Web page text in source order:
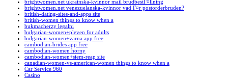
brightwomen.net ukrainska-kvinnor mail brudbestГ¤llning
brightwomen.net venezuelanska-kvinnor vad Г¤r postorderbruden?
british-dating-sites-and-apps site
british-women things to know when a
bukmacherzy legalni
bulgarian-women+pleven for adults
bulgarian-women+varna app free
cambodian-brides app free
cambodian-women horny
cambodian-women+siem-reap site
canadian-women-vs-american-women things to know when a
Car Service 960
Casino